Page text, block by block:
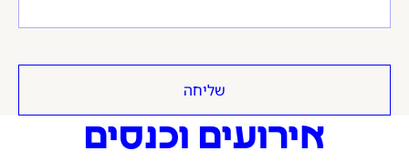
שליחה
אירועים וכנסים